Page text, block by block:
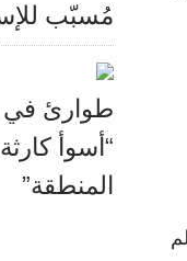
مُسبّب
طوارئ في
“أسوأ
المنطقة”